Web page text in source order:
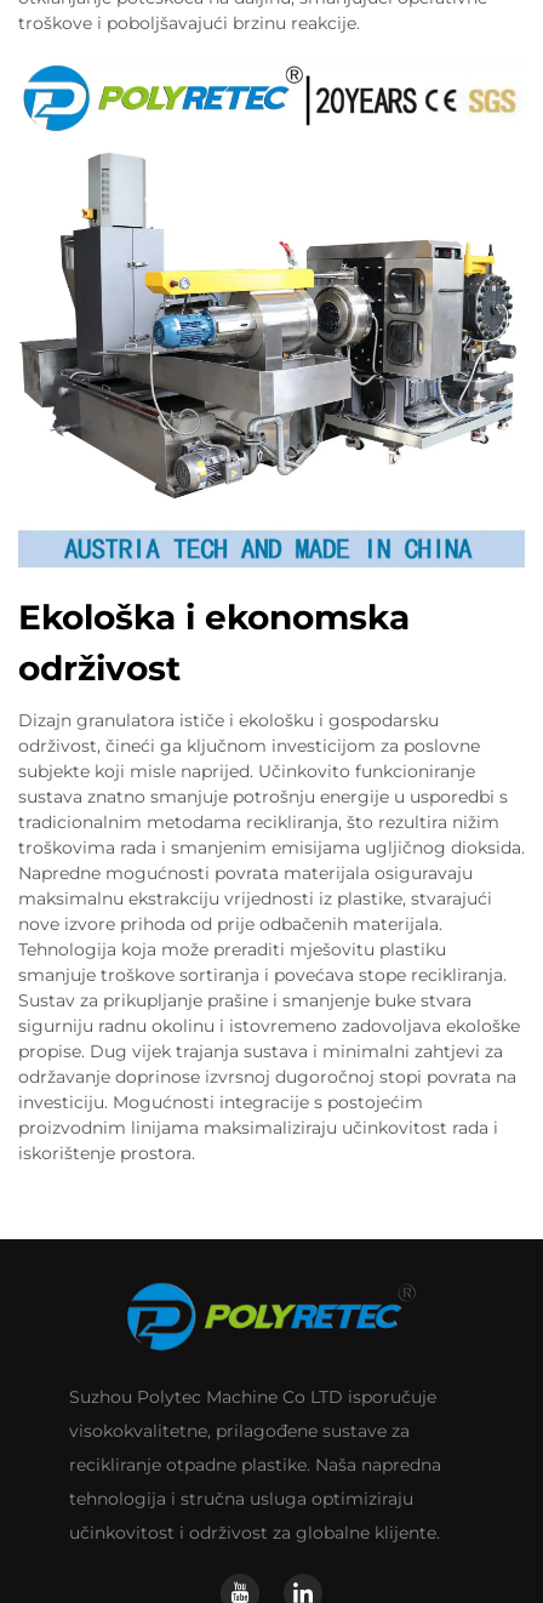
troškove i poboljšavajući brzinu reakcije.
Ekološka i ekonomska
održivost
Dizajn granulatora ističe i ekološku i gospodarsku
održivost, čineći ga ključnom investicijom za poslovne
subjekte koji misle naprijed. Učinkovito funkcioniranje
sustava znatno smanjuje potrošnju energije u usporedbi s
tradicionalnim metodama recikliranja, što rezultira nižim
troškovima rada i smanjenim emisijama ugljičnog dioksida.
Napredne mogućnosti povrata materijala osiguravaju
maksimalnu ekstrakciju vrijednosti iz plastike, stvarajući
nove izvore prihoda od prije odbačenih materijala.
Tehnologija koja može preraditi mješovitu plastiku
smanjuje troškove sortiranja i povećava stope recikliranja.
Sustav za prikupljanje prašine i smanjenje buke stvara
sigurniju radnu okolinu i istovremeno zadovoljava ekološke
propise. Dug vijek trajanja sustava i minimalni zahtjevi za
održavanje doprinose izvrsnoj dugoročnoj stopi povrata na
investiciju. Mogućnosti integracije s postojećim
proizvodnim linijama maksimaliziraju učinkovitost rada i
iskorištenje prostora.
Suzhou Polytec Machine Co LTD isporučuje
visokokvalitetne, prilagođene sustave za
recikliranje otpadne plastike. Naša napredna
tehnologija i stručna usluga optimiziraju
učinkovitost i održivost za globalne klijente.